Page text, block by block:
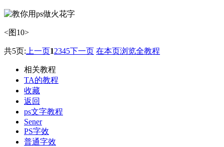
<图10>
共5页: 上一页12345下一页 在本页浏览全教程
相关教程
TA的教程
收藏
返回
ps文字教程
Sener
PS字效
普通字效